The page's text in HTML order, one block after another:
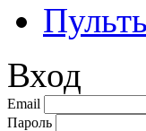
Вход
Email
Пароль